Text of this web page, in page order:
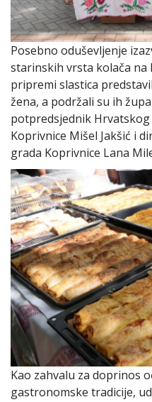
Posebno oduševljenje
starinskih vrsta kolača na
pripremi slastica
žena, a podržali su ih
potpredsjednik
Koprivnice Mišel Jakšić i
grada Koprivnice Lana
Kao zahvalu za doprinos
gastronomske tradicije,